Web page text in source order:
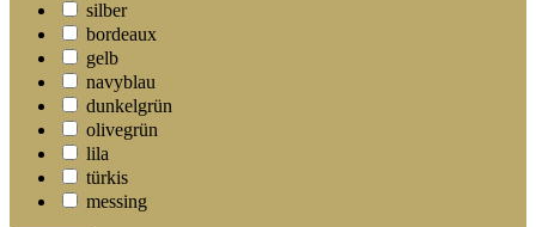
silber
bordeaux
gelb
navyblau
dunkelgrün
olivegrün
lila
türkis
messing